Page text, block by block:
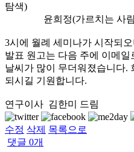
탐색)
윤희정(가르치는 사람
3시에 월례 세미나가 시작되
발표 원고는 다음 주에 이메
날씨가 많이 무더워졌습니다.
되시길 기원합니다.
연구이사 김한미 드림
수정 삭제 목록으로
댓글 0개